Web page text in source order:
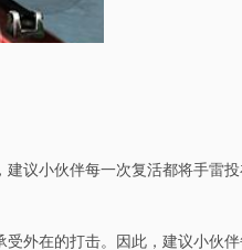
议小伙伴每一次复活都将手雷
外在的打击。因此，建议小伙